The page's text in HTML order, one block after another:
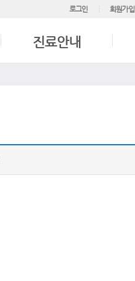
로그인 회원가입
진료안내